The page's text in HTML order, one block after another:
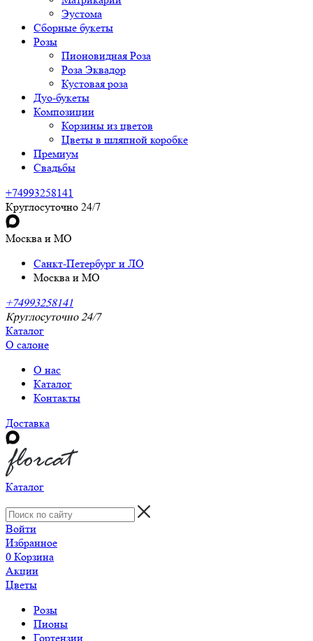
Эустома
Сборные букеты
Розы
Пионовидная Роза
Роза Эквадор
Кустовая роза
Дуо-букеты
Композиции
Корзины из цветов
Цветы в шляпной коробке
Премиум
Свадьбы
+74993258141
Круглосуточно 24/7
Москва и МО
Санкт-Петербург и ЛО
Москва и МО
+74993258141
Круглосуточно 24/7
Каталог
О салоне
О нас
Каталог
Контакты
Доставка
Каталог
Войти
Избранное
0 Корзина
Акции
Цветы
Розы
Пионы
Гортензии